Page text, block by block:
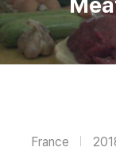
France